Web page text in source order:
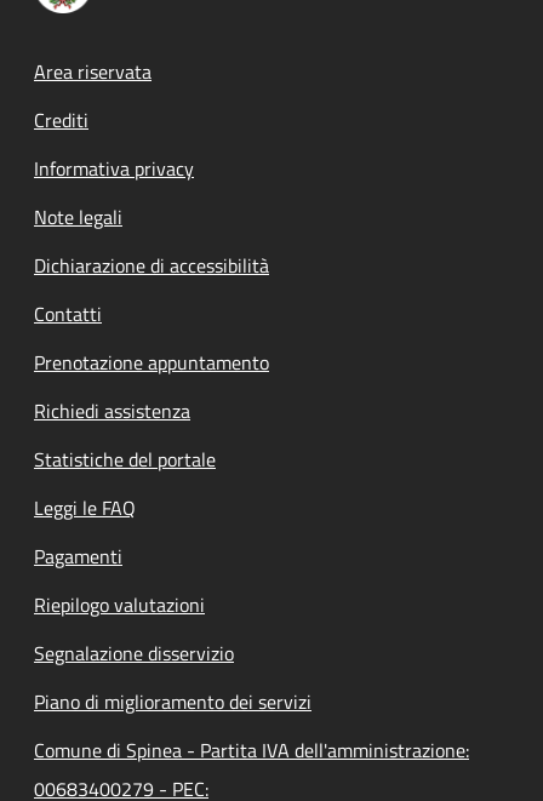
Footer menu
Area riservata
Crediti
Informativa privacy
Note legali
Dichiarazione di accessibilità
Contatti
Prenotazione appuntamento
Richiedi assistenza
Statistiche del portale
Leggi le FAQ
Pagamenti
Riepilogo valutazioni
Segnalazione disservizio
Piano di miglioramento dei servizi
Comune di Spinea - Partita IVA dell'amministrazione:
00683400279 - PEC: